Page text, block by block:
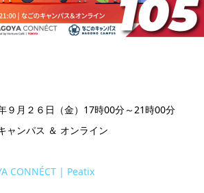
月２６日（金）17時00分～21時00分
ンパス ＆ オンライン
CONNÉCT | Peatix